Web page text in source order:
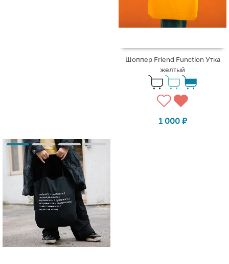
Шоппер Friend Function Утка
желтый
1 000 ₽